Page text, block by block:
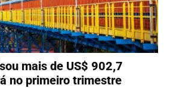
mais de US$ 902,7
no primeiro trimestre